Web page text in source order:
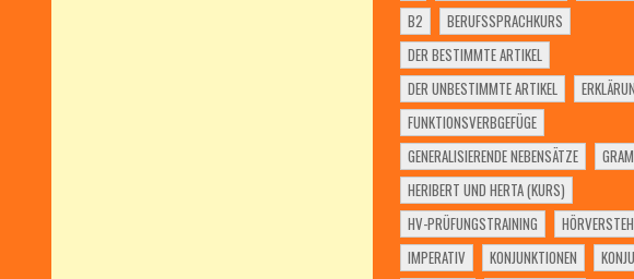
B2
BERUFSSPRACHKURS
DER BESTIMMTE ARTIKEL
DER UNBESTIMMTE ARTIKEL
FUNKTIONSVERBGEFÜGE
GENERALISIERENDE NEBENSÄTZE
HERIBERT UND HERTA (KURS)
HV-PRÜFUNGSTRAINING
IMPERATIV
KONJUNKTIONEN